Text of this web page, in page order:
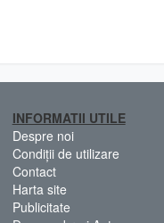
INFORMATII UTILE
Despre noi
Condiții de utilizare
Contact
Harta site
Publicitate